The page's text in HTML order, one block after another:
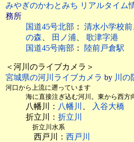
みやぎのかわとみち リアルタイム
務所
国道45号北部 ： 清水小学校前
の森、 田ノ浦、 歌津字港
国道45号南部 ： 陸前戸倉駅
＜河川のライブカメラ＞
宮城県の河川ライブカメラ by 川の
河口から上流に遡っています
海に直接注ぎ込む河川。東から西方
八幡川： 八幡川 、
入谷大橋
折立川： 折立川
折立川水系
西戸川： 西戸川